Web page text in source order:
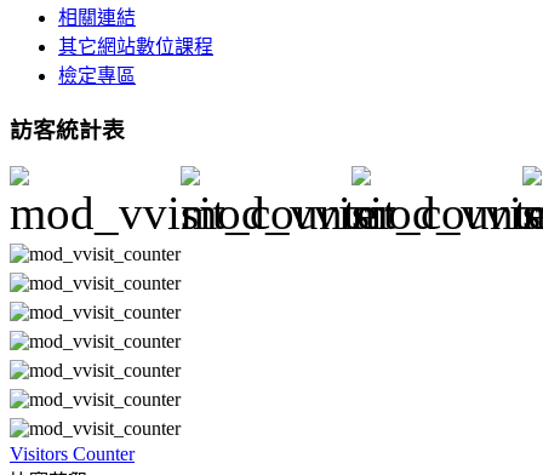
相關連結
其它網站數位課程
檢定專區
訪客統計表
Visitors Counter